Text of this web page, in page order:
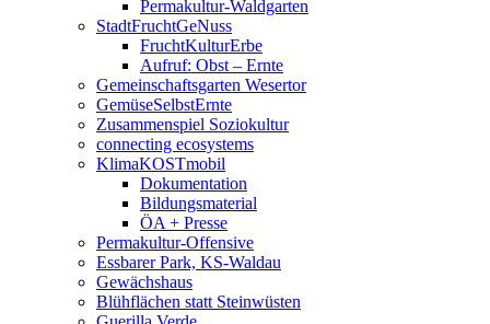
Permakultur-Waldgarten
StadtFruchtGeNuss
FruchtKulturErbe
Aufruf: Obst – Ernte
Gemeinschaftsgarten Wesertor
GemüseSelbstErnte
Zusammenspiel Soziokultur
connecting ecosystems
KlimaKOSTmobil
Dokumentation
Bildungsmaterial
ÖA + Presse
Permakultur-Offensive
Essbarer Park, KS-Waldau
Gewächshaus
Blühflächen statt Steinwüsten